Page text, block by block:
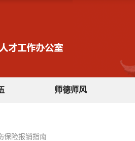
师德师风
保险报销指南